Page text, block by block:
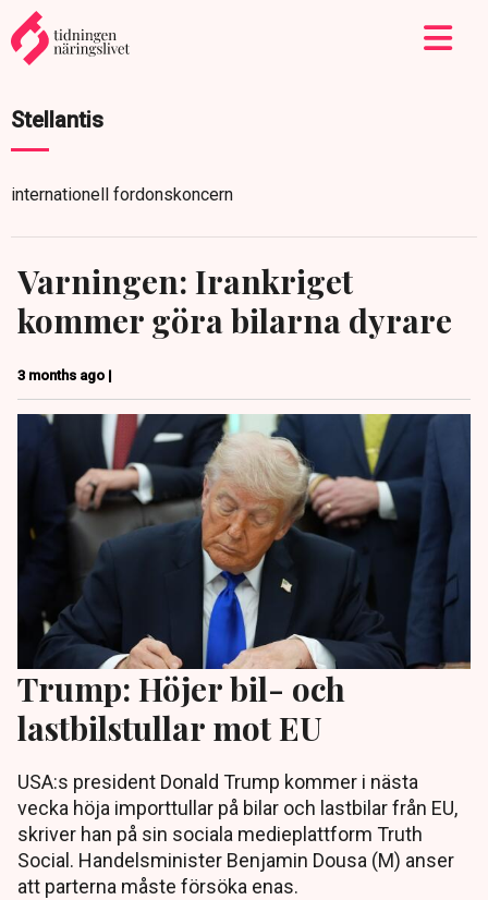
Stellantis
internationell fordonskoncern
Varningen: Irankriget
kommer göra bilarna dyrare
3 months ago |
Trump: Höjer bil- och
lastbilstullar mot EU
USA:s president Donald Trump kommer i nästa
vecka höja importtullar på bilar och lastbilar från EU,
skriver han på sin sociala medieplattform Truth
Social. Handelsminister Benjamin Dousa (M) anser
att parterna måste försöka enas.